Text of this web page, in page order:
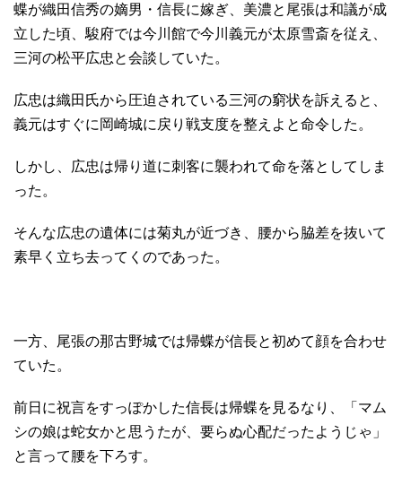
蝶が織田信秀の嫡男・信長に嫁ぎ、美濃と尾張は和議が成
立した頃、駿府では今川館で今川義元が太原雪斎を従え、
三河の松平広忠と会談していた。
広忠は織田氏から圧迫されている三河の窮状を訴えると、
義元はすぐに岡崎城に戻り戦支度を整えよと命令した。
しかし、広忠は帰り道に刺客に襲われて命を落としてしま
った。
そんな広忠の遺体には菊丸が近づき、腰から脇差を抜いて
素早く立ち去ってくのであった。
一方、尾張の那古野城では帰蝶が信長と初めて顔を合わせ
ていた。
前日に祝言をすっぽかした信長は帰蝶を見るなり、「マム
シの娘は蛇女かと思うたが、要らぬ心配だったようじゃ」
と言って腰を下ろす。